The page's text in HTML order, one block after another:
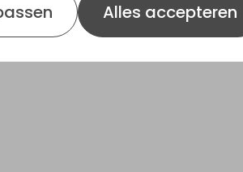
Alles accepteren
Samenstelling
Kanariezaad, raapzaad,
boekweit grutten,